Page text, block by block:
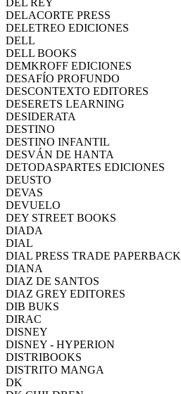
DELACORTE PRESS
DELETREO EDICIONES
DELL
DELL BOOKS
DEMKROFF EDICIONES
DESAFÍO PROFUNDO
DESCONTEXTO EDITORES
DESERETS LEARNING
DESIDERATA
DESTINO
DESTINO INFANTIL
DESVÁN DE HANTA
DETODASPARTES EDICIONES
DEUSTO
DEVAS
DEVUELO
DEY STREET BOOKS
DIADA
DIAL
DIAL PRESS TRADE PAPERBACK
DIANA
DIAZ DE SANTOS
DIAZ GREY EDITORES
DIB BUKS
DIRAC
DISNEY
DISNEY - HYPERION
DISTRIBOOKS
DISTRITO MANGA
DK